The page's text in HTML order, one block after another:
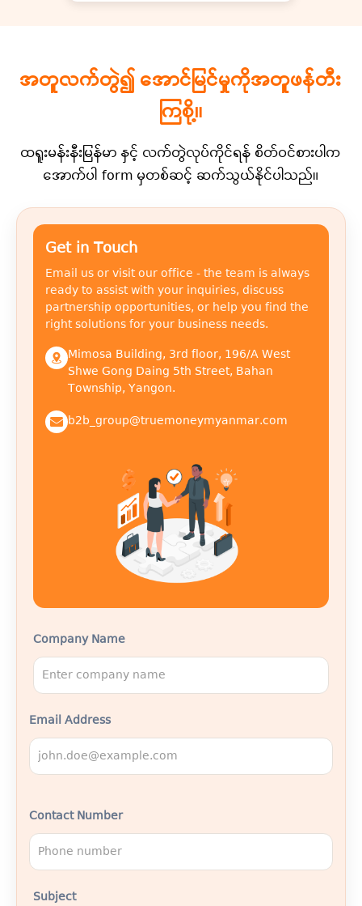
အတူလက်တွဲ၍ အောင်မြင်မှုကိုအတူဖန်တီး
ကြစို့။
ထရူးမန်းနီးမြန်မာ နှင့် လက်တွဲလုပ်ကိုင်ရန် စိတ်ဝင်စားပါက
အောက်ပါ form မှတစ်ဆင့် ဆက်သွယ်နိုင်ပါသည်။
Get in Touch
Email us or visit our office - the team is always
ready to assist with your inquiries, discuss
partnership opportunities, or help you find the
right solutions for your business needs.
Mimosa Building, 3rd floor, 196/A West
Shwe Gong Daing 5th Street, Bahan
Township, Yangon.
b2b_group@truemoneymyanmar.com
Company Name
Email Address
Contact Number
Subject